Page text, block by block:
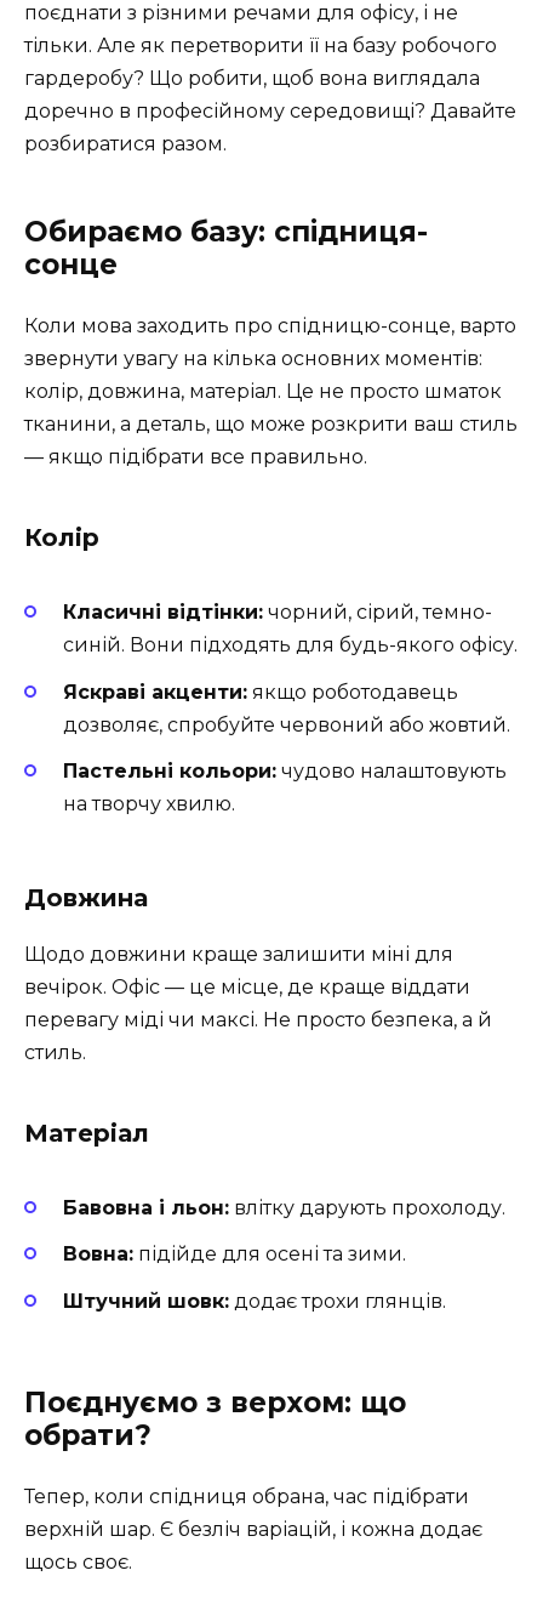
поєднати з різними речами для офісу, і не
тільки. Але як перетворити її на базу робочого
гардеробу? Що робити, щоб вона виглядала
доречно в професійному середовищі? Давайте
розбиратися разом.
Обираємо базу: спідниця-
сонце
Коли мова заходить про спідницю-сонце, варто
звернути увагу на кілька основних моментів:
колір, довжина, матеріал. Це не просто шматок
тканини, а деталь, що може розкрити ваш стиль
— якщо підібрати все правильно.
Колір
Класичні відтінки: чорний, сірий, темно-
синій. Вони підходять для будь-якого офісу.
Яскраві акценти: якщо роботодавець
дозволяє, спробуйте червоний або жовтий.
Пастельні кольори: чудово налаштовують
на творчу хвилю.
Довжина
Щодо довжини краще залишити міні для
вечірок. Офіс — це місце, де краще віддати
перевагу міді чи максі. Не просто безпека, а й
стиль.
Матеріал
Бавовна і льон: влітку дарують прохолоду.
Вовна: підійде для осені та зими.
Штучний шовк: додає трохи глянців.
Поєднуємо з верхом: що
обрати?
Тепер, коли спідниця обрана, час підібрати
верхній шар. Є безліч варіацій, і кожна додає
щось своє.